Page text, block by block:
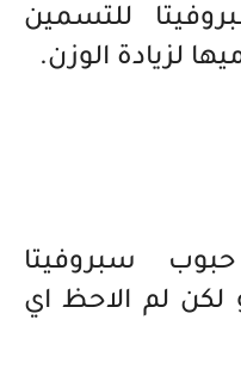
للتسمين
لزيادة الوزن.
سبروفيتا
لم الاحظ اي